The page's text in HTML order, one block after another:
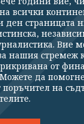
всички
ден страницата
Вие
нашия стремеж
от
да
поръчител на